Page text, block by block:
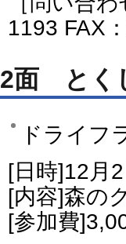
1193 FAX
2面 とく
ドライフ
[日時]12月
[内容]森の
[参加費